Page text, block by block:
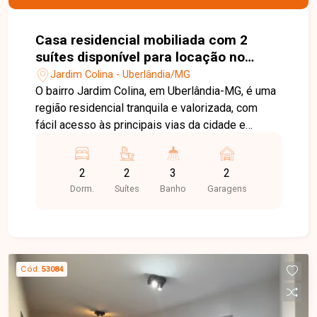
Casa residencial mobiliada com 2
suítes disponível para locação no
bairro Jardim Colina em Uberlândia-
MG
Jardim Colina - Uberlândia/MG
O bairro Jardim Colina, em Uberlândia-MG, é uma
região residencial tranquila e valorizada, com
fácil acesso às principais vias da cidade e
supermercados, escolas, farmácias e diversos
comércios, oferece praticidade, segurança e
qualidade de vida para toda a família. Linda casa
rack/painel com TV, mesa com cadeiras e
cortinas, lavabo, cozinha com armários
planejados, bancada, geladeira, cooktop e
eletrodomésticos, além de área de serviço com
2
Dorm.
2
Suítes
3
Banho
2
Garagens
Cód. 53084